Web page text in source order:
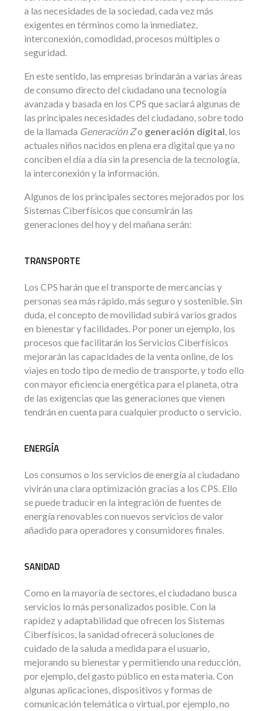
a las necesidades de la sociedad, cada vez más
exigentes en términos como la inmediatez,
interconexión, comodidad, procesos múltiples o
seguridad.
En este sentido, las empresas brindarán a varias áreas
de consumo directo del ciudadano una tecnología
avanzada y basada en los CPS que saciará algunas de
las principales necesidades del ciudadano, sobre todo
de la llamada Generación Zo generación digital, los
actuales niños nacidos en plena era digital que ya no
conciben el día a día sin la presencia de la tecnología,
la interconexión y la información.
Algunos de los principales sectores mejorados por los
Sistemas Ciberfísicos que consumirán las
generaciones del hoy y del mañana serán:
TRANSPORTE
Los CPS harán que el transporte de mercancías y
personas sea más rápido, más seguro y sostenible. Sin
duda, el concepto de movilidad subirá varios grados
en bienestar y facilidades. Por poner un ejemplo, los
procesos que facilitarán los Servicios Ciberfísicos
mejorarán las capacidades de la venta online, de los
viajes en todo tipo de medio de transporte, y todo ello
con mayor eficiencia energética para el planeta, otra
de las exigencias que las generaciones que vienen
tendrán en cuenta para cualquier producto o servicio.
ENERGÍA
Los consumos o los servicios de energía al ciudadano
vivirán una clara optimización gracias a los CPS. Ello
se puede traducir en la integración de fuentes de
energía renovables con nuevos servicios de valor
añadido para operadores y consumidores finales.
SANIDAD
Como en la mayoría de sectores, el ciudadano busca
servicios lo más personalizados posible. Con la
rapidez y adaptabilidad que ofrecen los Sistemas
Ciberfísicos, la sanidad ofrecerá soluciones de
cuidado de la saluda a medida para el usuario,
mejorando su bienestar y permitiendo una reducción,
por ejemplo, del gasto público en esta materia. Con
algunas aplicaciones, dispositivos y formas de
comunicación telemática o virtual, por ejemplo, no